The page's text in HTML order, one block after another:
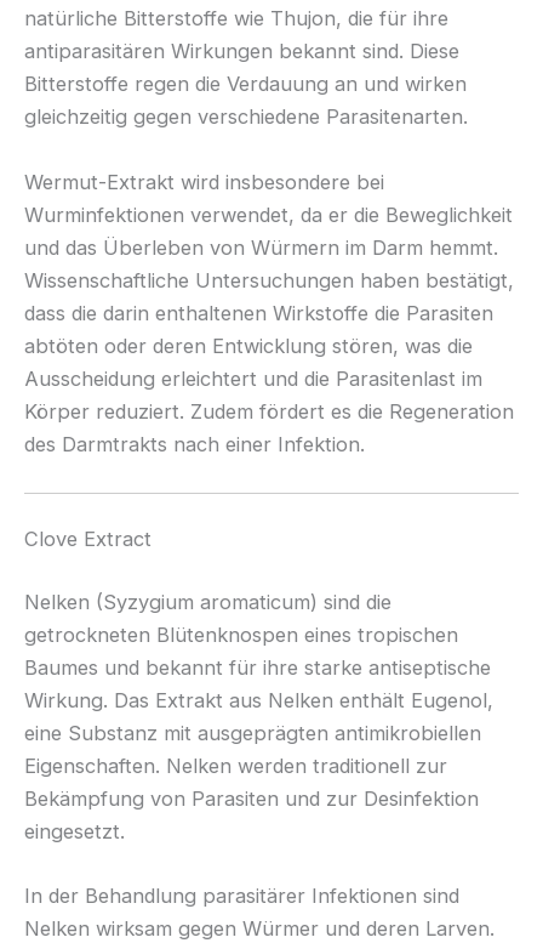
natürliche Bitterstoffe wie Thujon, die für ihre
antiparasitären Wirkungen bekannt sind. Diese
Bitterstoffe regen die Verdauung an und wirken
gleichzeitig gegen verschiedene Parasitenarten.
Wermut-Extrakt wird insbesondere bei
Wurminfektionen verwendet, da er die Beweglichkeit
und das Überleben von Würmern im Darm hemmt.
Wissenschaftliche Untersuchungen haben bestätigt,
dass die darin enthaltenen Wirkstoffe die Parasiten
abtöten oder deren Entwicklung stören, was die
Ausscheidung erleichtert und die Parasitenlast im
Körper reduziert. Zudem fördert es die Regeneration
des Darmtrakts nach einer Infektion.
Clove Extract
Nelken (Syzygium aromaticum) sind die
getrockneten Blütenknospen eines tropischen
Baumes und bekannt für ihre starke antiseptische
Wirkung. Das Extrakt aus Nelken enthält Eugenol,
eine Substanz mit ausgeprägten antimikrobiellen
Eigenschaften. Nelken werden traditionell zur
Bekämpfung von Parasiten und zur Desinfektion
eingesetzt.
In der Behandlung parasitärer Infektionen sind
Nelken wirksam gegen Würmer und deren Larven.